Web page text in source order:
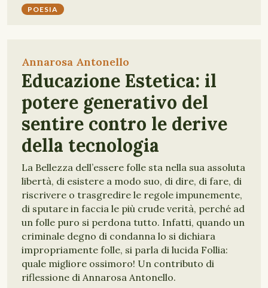
POESIA
Annarosa Antonello
Educazione Estetica: il
potere generativo del
sentire contro le derive
della tecnologia
La Bellezza dell’essere folle sta nella sua assoluta
libertà, di esistere a modo suo, di dire, di fare, di
riscrivere o trasgredire le regole impunemente,
di sputare in faccia le più crude verità, perché ad
un folle puro si perdona tutto. Infatti, quando un
criminale degno di condanna lo si dichiara
impropriamente folle, si parla di lucida Follia:
quale migliore ossimoro! Un contributo di
riflessione di Annarosa Antonello.